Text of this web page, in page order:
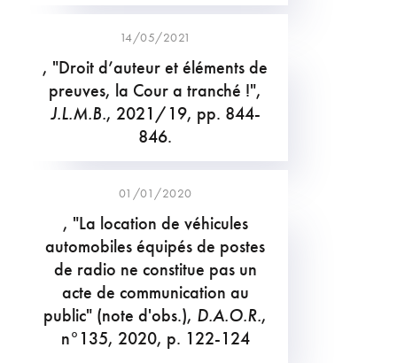
14/05/2021
, "Droit d’auteur et éléments de
preuves, la Cour a tranché !",
J.L.M.B., 2021/19, pp. 844-
846.
01/01/2020
, "La location de véhicules
automobiles équipés de postes
de radio ne constitue pas un
acte de communication au
public" (note d'obs.), D.A.O.R.,
n°135, 2020, p. 122-124